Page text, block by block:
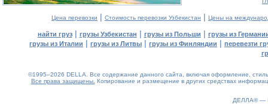
Цена перевозки | Стоимость перевозки Узбекистан | Цены на
найти груз| грузы Узбекистан | грузы из Польши | грузы из
грузы из Италии | грузы из Литвы | грузы из Финляндии | перевезти
©1995–2026 DELLA. Все содержание данного сайта, включая оформление,
Все права защищены. Копирование и размещение в других средствах
ДЕЛЛА® —